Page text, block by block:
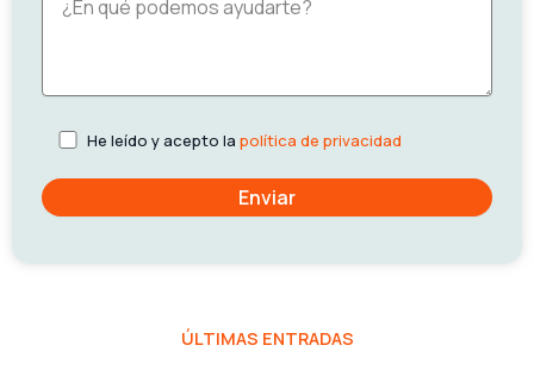
He leído y acepto lapolítica de privacidad
ÚLTIMAS ENTRADAS